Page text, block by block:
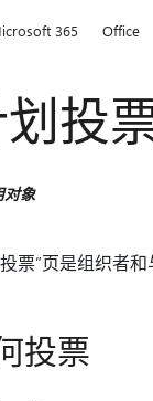
365 Office
投
对象
票”页是组织者
投票